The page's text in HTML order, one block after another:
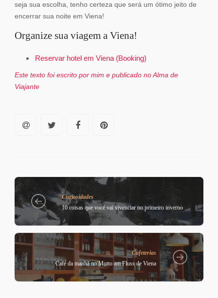
seja sua escolha, tenho certeza que será um ótimo jeito de
encerrar sua noite em Viena!
Organize sua viagem a Viena!
Reservar hotel em Viena (Booking)
Este texto foi escrito por mim e publicado no Alma de
Viajante
Curiosidades
10 coisas que você vai vivenciar no primeiro inverno
Cafeterias
Café da manhã no Motto am Fluss de Viena